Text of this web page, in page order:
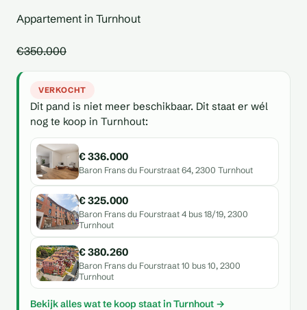
Appartement in Turnhout
€350.000
VERKOCHT
Dit pand is niet meer beschikbaar. Dit staat er wél
nog te koop in Turnhout:
€ 336.000
Baron Frans du Fourstraat 64, 2300 Turnhout
€ 325.000
Baron Frans du Fourstraat 4 bus 18/19, 2300
Turnhout
€ 380.260
Baron Frans du Fourstraat 10 bus 10, 2300
Turnhout
Bekijk alles wat te koop staat in Turnhout →